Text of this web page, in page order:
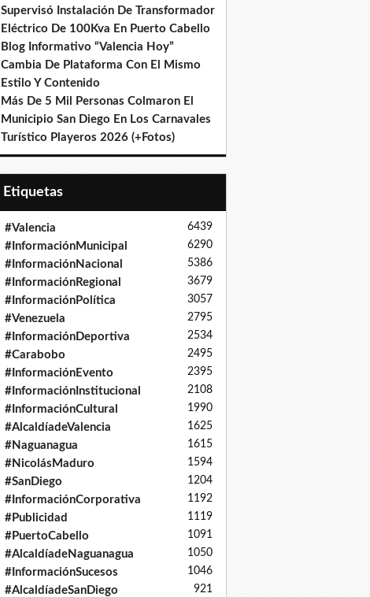
Supervisó Instalación De Transformador
Eléctrico De 100Kva En Puerto Cabello
Blog Informativo “Valencia Hoy”
Cambia De Plataforma Con El Mismo
Estilo Y Contenido
Más De 5 Mil Personas Colmaron El
Municipio San Diego En Los Carnavales
Turístico Playeros 2026 (+Fotos)
Etiquetas
#Valencia 6439
#InformaciónMunicipal 6290
#InformaciónNacional 5386
#InformaciónRegional 3679
#InformaciónPolítica 3057
#Venezuela 2795
#InformaciónDeportiva 2534
#Carabobo 2495
#InformaciónEvento 2395
#InformaciónInstitucional 2108
#InformaciónCultural 1990
#AlcaldíadeValencia 1625
#Naguanagua 1615
#NicolásMaduro 1594
#SanDiego 1204
#InformaciónCorporativa 1192
#Publicidad 1119
#PuertoCabello 1091
#AlcaldíadeNaguanagua 1050
#InformaciónSucesos 1046
#AlcaldíadeSanDiego 921